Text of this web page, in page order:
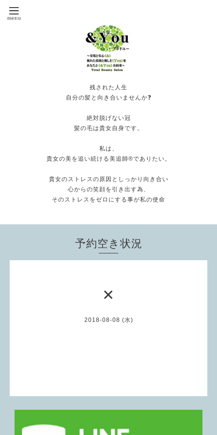
残された人生
自分の髪と向き合いませんか❓
絶対脱げない冠
髪の毛は貴女自身です。
私は、
貴女の美を追い続ける美追師®️でありたい。
貴女のストレスの原因としっかり向き合い
心からの笑顔を引き出す為、
そのストレスをゼロにする事が私の使命
予約空き状況
✕
2018-08-08 (水)